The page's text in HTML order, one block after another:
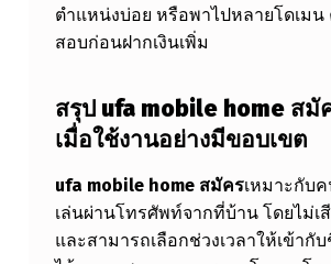
ตำแหน่งบ่อย หรือพาไปหลายโดเมน
สอบก่อนฝากเงินเพิ่ม
สรุป ufa mobile home สมั
เมื่อใช้งานอย่างมีขอบเขต
ufa mobile home สมัครเหมาะกับ
เล่นผ่านโทรศัพท์จากที่บ้าน โดยไม่เสี
และสามารถเลือกช่วงเวลาให้เข้ากั